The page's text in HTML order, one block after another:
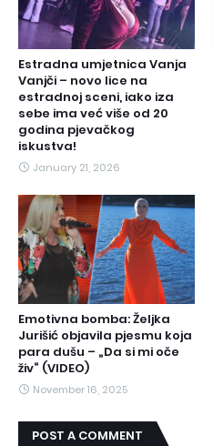
Estradna umjetnica Vanja
Vanjči – novo lice na
estradnoj sceni, iako iza
sebe ima već više od 20
godina pjevačkog
iskustva!
January 21, 2026
Emotivna bomba: Željka
Jurišić objavila pjesmu koja
para dušu – „Da si mi oče
živ“ (VIDEO)
November 16, 2025
POST A COMMENT